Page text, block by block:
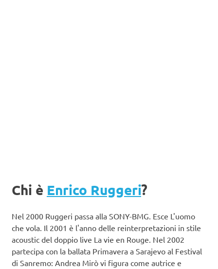
Chi è Enrico Ruggeri?
Nel 2000 Ruggeri passa alla SONY-BMG. Esce L'uomo
che vola. Il 2001 è l'anno delle reinterpretazioni in stile
acoustic del doppio live La vie en Rouge. Nel 2002
partecipa con la ballata Primavera a Sarajevo al Festival
di Sanremo: Andrea Mirò vi figura come autrice e